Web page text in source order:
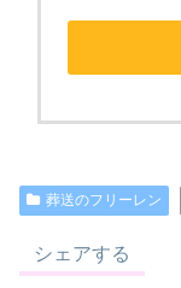
葬送のフリーレン
シェアする